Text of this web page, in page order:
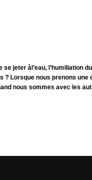
jeter àl’eau, l’humiliation
Lorsque nous prenons une
nous sommes avec les